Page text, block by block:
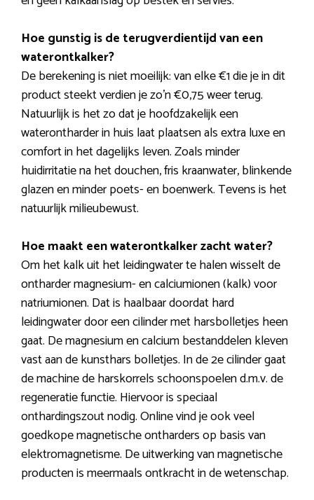
Hoe gunstig is de terugverdientijd van een
waterontkalker?
De berekening is niet moeilijk: van elke €1 die je in dit
product steekt verdien je zo’n €0,75 weer terug.
Natuurlijk is het zo dat je hoofdzakelijk een
waterontharder in huis laat plaatsen als extra luxe en
comfort in het dagelijks leven. Zoals minder
huidirritatie na het douchen, fris kraanwater, blinkende
glazen en minder poets- en boenwerk. Tevens is het
natuurlijk milieubewust.
Hoe maakt een waterontkalker zacht water?
Om het kalk uit het leidingwater te halen wisselt de
ontharder magnesium- en calciumionen (kalk) voor
natriumionen. Dat is haalbaar doordat hard
leidingwater door een cilinder met harsbolletjes heen
gaat. De magnesium en calcium bestanddelen kleven
vast aan de kunsthars bolletjes. In de 2e cilinder gaat
de machine de harskorrels schoonspoelen d.m.v. de
regeneratie functie. Hiervoor is speciaal
onthardingszout nodig. Online vind je ook veel
goedkope magnetische ontharders op basis van
elektromagnetisme. De uitwerking van magnetische
producten is meermaals ontkracht in de wetenschap.